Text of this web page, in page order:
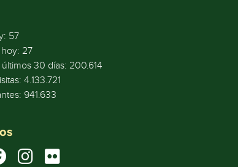
57
27
últimos 30 días: 200.614
4.133.721
941.633